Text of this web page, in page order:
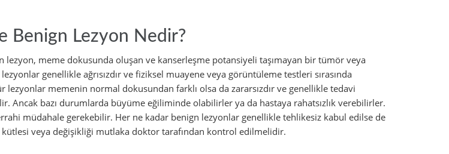
Benign Lezyon Nedir?
lezyon, meme dokusunda oluşan ve kanserleşme potansiyeli taşımayan bir tümör veya
genellikle ağrısızdır ve fiziksel muayene veya görüntüleme testleri sırasında
lezyonlar memenin normal dokusundan farklı olsa da zararsızdır ve genellikle tedavi
Ancak bazı durumlarda büyüme eğiliminde olabilirler ya da hastaya rahatsızlık verebilirler.
müdahale gerekebilir. Her ne kadar benign lezyonlar genellikle tehlikesiz kabul edilse de
veya değişikliği mutlaka doktor tarafından kontrol edilmelidir.